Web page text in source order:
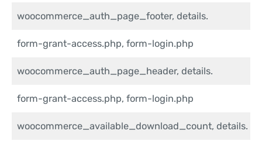
woocommerce_auth_page_footer, details.
form-grant-access.php, form-login.php
woocommerce_auth_page_header, details.
form-grant-access.php, form-login.php
woocommerce_available_download_count, details.